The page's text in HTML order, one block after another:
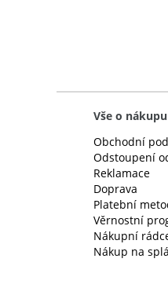
Vše o nákupu
Obchodní
Odstoupení
Reklamace
Doprava
Platební
Věrnostní
Nákupní
Nákup na